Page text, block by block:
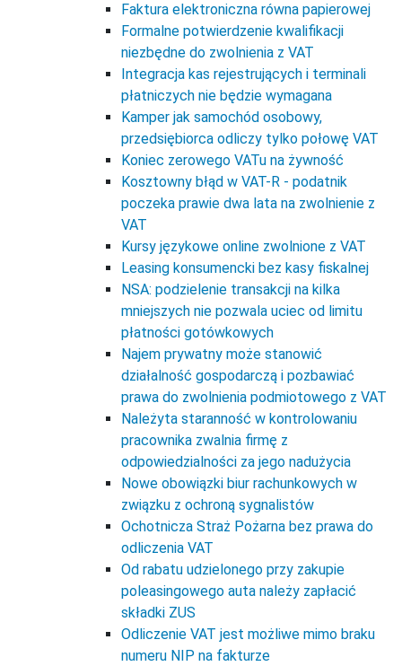
Faktura elektroniczna równa papierowej
Formalne potwierdzenie kwalifikacji
niezbędne do zwolnienia z VAT
Integracja kas rejestrujących i terminali
płatniczych nie będzie wymagana
Kamper jak samochód osobowy,
przedsiębiorca odliczy tylko połowę VAT
Koniec zerowego VATu na żywność
Kosztowny błąd w VAT-R - podatnik
poczeka prawie dwa lata na zwolnienie z
VAT
Kursy językowe online zwolnione z VAT
Leasing konsumencki bez kasy fiskalnej
NSA: podzielenie transakcji na kilka
mniejszych nie pozwala uciec od limitu
płatności gotówkowych
Najem prywatny może stanowić
działalność gospodarczą i pozbawiać
prawa do zwolnienia podmiotowego z VAT
Należyta staranność w kontrolowaniu
pracownika zwalnia firmę z
odpowiedzialności za jego nadużycia
Nowe obowiązki biur rachunkowych w
związku z ochroną sygnalistów
Ochotnicza Straż Pożarna bez prawa do
odliczenia VAT
Od rabatu udzielonego przy zakupie
poleasingowego auta należy zapłacić
składki ZUS
Odliczenie VAT jest możliwe mimo braku
numeru NIP na fakturze